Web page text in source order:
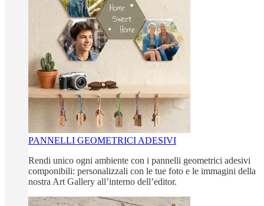
PANNELLI GEOMETRICI ADESIVI
Rendi unico ogni ambiente con i pannelli geometrici adesivi
componibili: personalizzali con le tue foto e le immagini della
nostra Art Gallery all’interno dell’editor.